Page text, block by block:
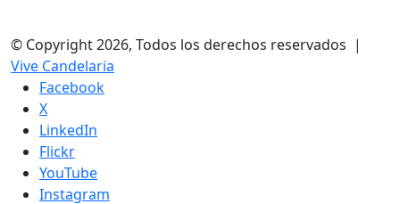
© Copyright 2026, Todos los derechos reservados |
Vive Candelaria
Facebook
X
LinkedIn
Flickr
YouTube
Instagram